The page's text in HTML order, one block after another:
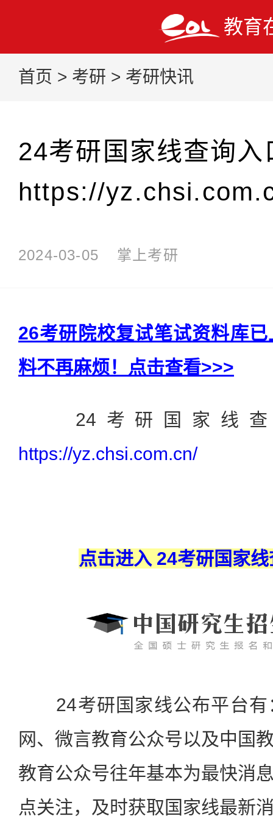
教育
首页 > 考研 > 考研快讯
24考研国家线查询入
https://
2024-03-05 掌上考研
26考研院校复试笔试资料库
料不再麻烦！点击查看>>>
24考研国家线查
https://yz.chsi.com.cn/
点击进入 24考研国家
24考研国家线公布平台有
网、微言教育公众号以及中国
教育公众号往年基本为最快消
点关注，及时获取国家线最新